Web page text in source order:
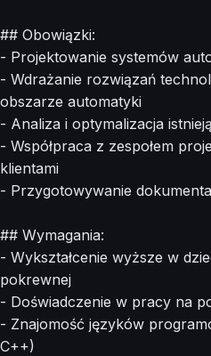
## Obowiązki:
- Projektowanie systemów
- Wdrażanie rozwiązań
obszarze automatyki
- Analiza i optymalizacja
- Współpraca z zespołem
klientami
- Przygotowywanie
## Wymagania:
- Wykształcenie wyższe w
pokrewnej
- Doświadczenie w pracy na
- Znajomość języków
C++)